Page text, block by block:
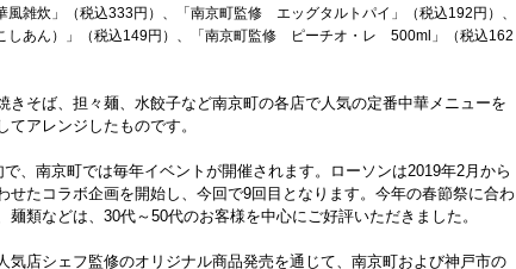
雑炊」（税込333円）、「南京町監修 エッグタルトパイ」（税込192円）、
しあん）」（税込149円）、「南京町監修 ピーチオ・レ 500ml」（税込162
きそば、担々麺、水餃子など南京町の各店で人気の定番中華メニューを
てアレンジしたものです。
、南京町では毎年イベントが開催されます。ローソンは2019年2月から
せたコラボ企画を開始し、今回で9回目となります。今年の春節祭に合わ
類などは、30代～50代のお客様を中心にご好評いただきました。
気店シェフ監修のオリジナル商品発売を通じて、南京町および神戸市の